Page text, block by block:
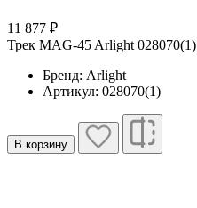
11 877 ₽
Трек MAG-45 Arlight 028070(1)
Бренд: Arlight
Артикул: 028070(1)
В корзину